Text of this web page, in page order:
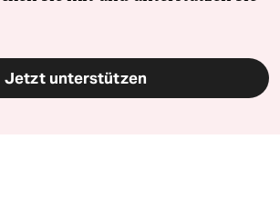
Jetzt unterstützen